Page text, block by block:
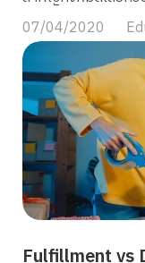
ตอนการเก็บ การเเ
การหยิบสินค้าก่อน
ๆ มาได้ครับ ซึ่งก่อน
ในคลังสินค้า ผมได้
ต่าง ๆ มักใช้กันไปแ
รูปแบบการหยิบสินค้
First-In First-Out คื
ก่อน-ออกก่อน โดยก
และจัดส่งก่อนเสมอ
จากการเก็บไว้นาน
ในคลังเป็นไปอย่าง
07/04/2020